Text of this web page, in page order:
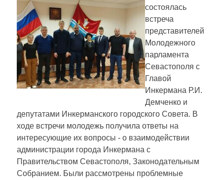
состоялась
встреча
представителей
Молодежного
парламента
Севастополя с
Главой
Инкермана Р.И.
Демченко и
депутатами Инкерманского городского Совета. В
ходе встречи молодежь получила ответы на
интересующие их вопросы - о взаимодействии
администрации города Инкермана с
Правительством Севастополя, Законодательным
Собранием. Были рассмотрены проблемные